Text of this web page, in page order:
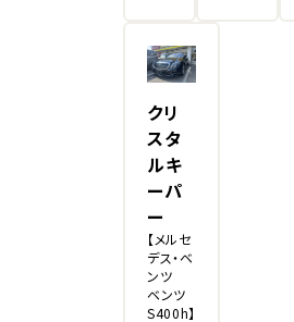
クリ
スタ
ルキ
ーパ
ー
【メルセ
デス・ベ
ンツ
ベンツ
S400h】